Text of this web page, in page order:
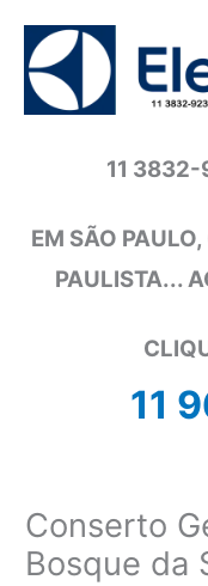
conteúdo
11
EM SÃO
PAULISTA...
11
Conserto
Bosque da